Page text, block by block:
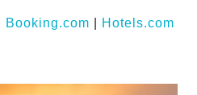
Booking.com
Hotels.com